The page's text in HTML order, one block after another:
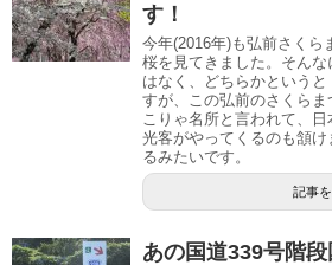
す！
今年(2016年)も弘前さくら
桜を見てきました。そん
はなく、どちらかという
すが、この弘前のさくらま
こりゃ名所と言われて、
光客がやってくるのも頷
るみたいです。
記事
あの国道339号階